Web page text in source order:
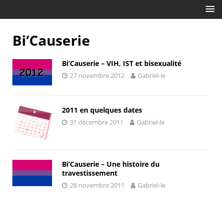
Bi’Causerie
Bi’Causerie – VIH, IST et bisexualité
27 novembre 2012 Gabriel-le
2011 en quelques dates
31 décembre 2011 Gabriel-le
Bi’Causerie – Une histoire du
travestissement
28 novembre 2011 Gabriel-le